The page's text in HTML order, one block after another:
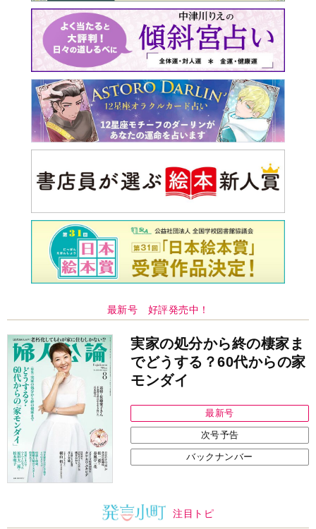
最新号 好評発売中！
実家の処分から終の棲家ま
でどうする？60代からの家
モンダイ
最新号
次号予告
バックナンバー
注目トピ